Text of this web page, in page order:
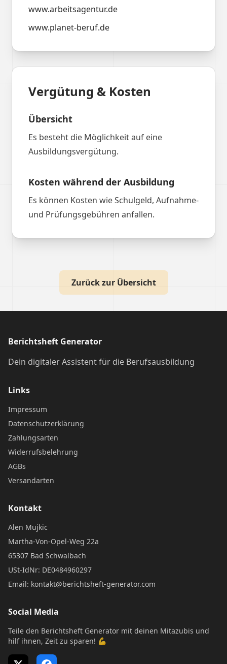
www.arbeitsagentur.de
www.planet-beruf.de
Vergütung & Kosten
Übersicht
Es besteht die Möglichkeit auf eine
Ausbildungsvergütung.
Kosten während der Ausbildung
Es können Kosten wie Schulgeld, Aufnahme-
und Prüfungsgebühren anfallen.
Zurück zur Übersicht
Berichtsheft Generator
Dein digitaler Assistent für die Berufsausbildung
Links
Impressum
Datenschutzerklärung
Zahlungsarten
Widerrufsbelehrung
AGBs
Versandarten
Kontakt
Alen Mujkic
Martha-Von-Opel-Weg 22a
65307 Bad Schwalbach
USt-IdNr: DE0484960297
Email: kontakt@berichtsheft-generator.com
Social Media
Teile den Berichtsheft Generator mit deinen Mitazubis und
hilf ihnen, Zeit zu sparen! 💪